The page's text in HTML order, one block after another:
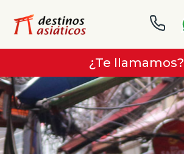
¿Te llamamos?